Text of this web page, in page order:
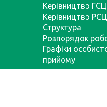
Керівництво
Керівництво
Структура
Розпорядок
Графіки
прийому